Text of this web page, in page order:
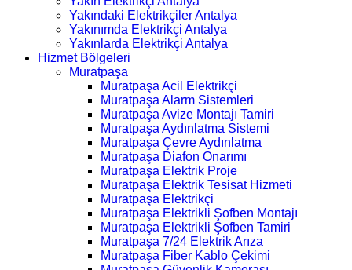
Yakındaki Elektrikçiler Antalya
Yakınımda Elektrikçi Antalya
Yakınlarda Elektrikçi Antalya
Hizmet Bölgeleri
Muratpaşa
Muratpaşa Acil Elektrikçi
Muratpaşa Alarm Sistemleri
Muratpaşa Avize Montajı Tamiri
Muratpaşa Aydınlatma Sistemi
Muratpaşa Çevre Aydınlatma
Muratpaşa Diafon Onarımı
Muratpaşa Elektrik Proje
Muratpaşa Elektrik Tesisat Hizmeti
Muratpaşa Elektrikçi
Muratpaşa Elektrikli Şofben Montajı
Muratpaşa Elektrikli Şofben Tamiri
Muratpaşa 7/24 Elektrik Arıza
Muratpaşa Fiber Kablo Çekimi